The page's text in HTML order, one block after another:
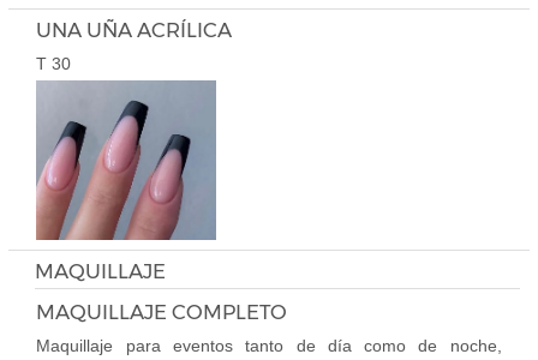
UNA UÑA ACRÍLICA
T 30
MAQUILLAJE
MAQUILLAJE COMPLETO
Maquillaje para eventos tanto de día como de noche,